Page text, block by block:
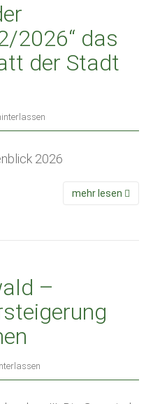
2026“ das
der Stadt
2026
mehr lesen
–